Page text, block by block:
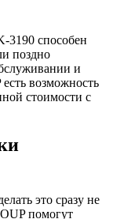
3190 способен
поздно
и
возможность
стоимости с
это сразу не
помогут